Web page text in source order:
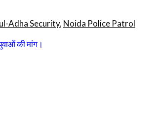
Adha Security, Noida Police Patrol
की मांग।